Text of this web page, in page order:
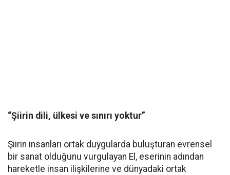
“Şiirin dili, ülkesi ve sınırı yoktur”
Şiirin insanları ortak duygularda buluşturan evrensel
bir sanat olduğunu vurgulayan El, eserinin adından
hareketle insan ilişkilerine ve dünyadaki ortak